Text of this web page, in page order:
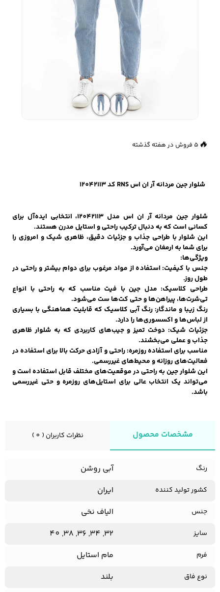
شلوارک مردانه ژاکت و پلیور مردانه
شلوار جین مردانه
شلوار پارچه ای
مردانه
سویشرت و هودی
لباس زیر و راحتی
مردانه
لباس زیر مردانه لباس راحتی مردانه
شلوار جین مردانه آر ان اس RNS کد 12042113
شلوار جین مردانه آر ان اس مدل 12042113، انتخابی ایده‌آل برای
کسانی است که به دنبال ترکیب راحتی و استایل مدرن هستند.
این شلوار با طراحی جذاب و جزئیات دقیق، ظاهری شیک و امروزی را
برای شما به ارمغان می‌آورد.
ویژگی‌ها:
جنس با کیفیت: استفاده از مواد مرغوب برای دوام بیشتر و راحتی در
طول روز.
طراحی کلاسیک: مدل جین با فیت مناسب که به راحتی با انواع
تی‌شرت‌ها، پیراهن‌ها و حتی کت‌ها ست می‌شود.
رنگ زیبا و ماندگار: رنگ آبی کلاسیک که قابلیت هماهنگی با بسیاری
از لباس‌ها و اکسسوری‌ها را دارد.
جزئیات شیک: دوخت تمیز و جیب‌های کاربردی که به شلوار ظاهری
جذاب و عملی می‌بخشند.
مناسب برای استفاده روزمره: راحتی و آزادی حرکت بالا برای استفاده در
فعالیت‌های روزانه و محیط‌های غیررسمی.
این شلوار جین به راحتی در موقعیت‌های مختلف قابل استفاده است و
می‌تواند یک انتخاب عالی برای استایل‌های روزمره و حتی غیررسمی
باشد.
🔥 5 فروش در هفته گذشته
مشخصات محصول نظرات کاربران ( 0 )
رنگ آبی روشن
کشور تولید کننده ایران
جنس الیاف نخی
سایز 32, 34, 36, 38, 40
فرم مام استایل
نوع فاق بلند